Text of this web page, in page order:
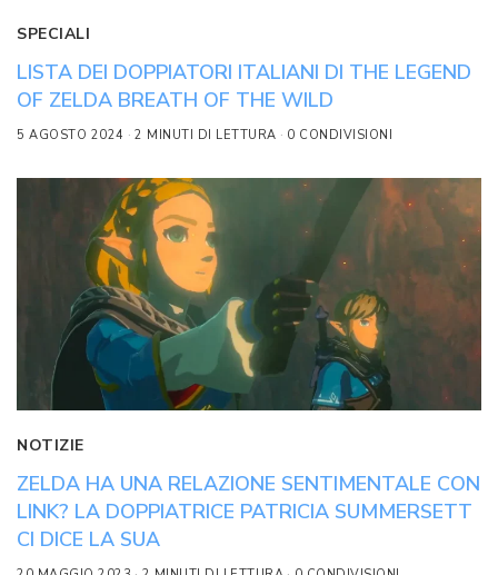
SPECIALI
LISTA DEI DOPPIATORI ITALIANI DI THE LEGEND
OF ZELDA BREATH OF THE WILD
5 AGOSTO 2024 2 MINUTI DI LETTURA 0 CONDIVISIONI
NOTIZIE
ZELDA HA UNA RELAZIONE SENTIMENTALE CON
LINK? LA DOPPIATRICE PATRICIA SUMMERSETT
CI DICE LA SUA